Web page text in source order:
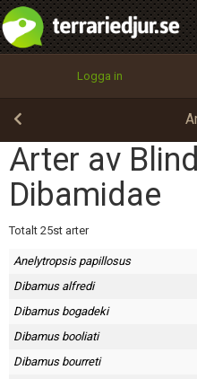
Logga in
Arter av
Dibamidae
Totalt 25st arter
Anelytropsis papillosus
Dibamus alfredi
Dibamus bogadeki
Dibamus booliati
Dibamus bourreti
integritetspolicy
Namn:
Epost:
Användarnamn:
Lösenord:
Terms of Service
Begär nytt lösenord